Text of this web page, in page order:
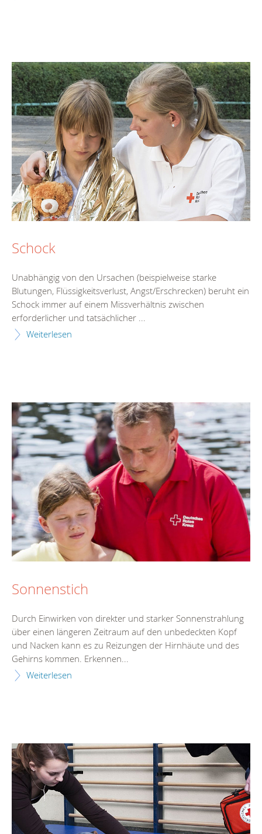
Schock
Unabhängig von den Ursachen (beispielweise starke
Blutungen, Flüssigkeitsverlust, Angst/Erschrecken) beruht ein
Schock immer auf einem Missverhältnis zwischen
erforderlicher und tatsächlicher ...
Weiterlesen
Sonnenstich
Durch Einwirken von direkter und starker Sonnenstrahlung
über einen längeren Zeitraum auf den unbedeckten Kopf
und Nacken kann es zu Reizungen der Hirnhäute und des
Gehirns kommen. Erkennen...
Weiterlesen